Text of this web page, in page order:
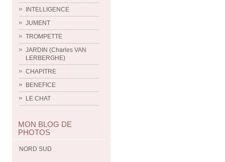
INTELLIGENCE
JUMENT
TROMPETTE
JARDIN (Charles VAN
LERBERGHE)
CHAPITRE
BENEFICE
LE CHAT
MON BLOG DE
PHOTOS
NORD SUD